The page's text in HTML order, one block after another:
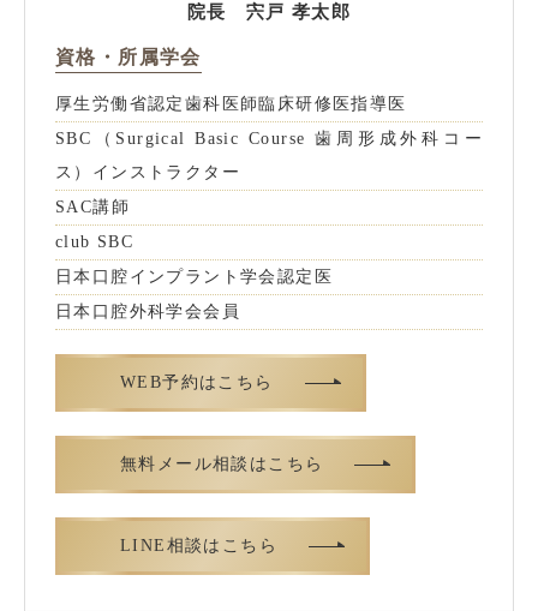
院長 宍戸 孝太郎
資格・所属学会
厚生労働省認定歯科医師臨床研修医指導医
SBC（Surgical Basic Course 歯周形成外科コー
ス）インストラクター
SAC講師
club SBC
日本口腔インプラント学会認定医
日本口腔外科学会会員
WEB予約はこちら
無料メール相談はこちら
LINE相談はこちら